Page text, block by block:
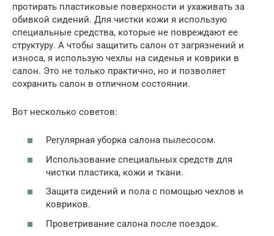
протирать пластиковые поверхности и ухаживать за
обивкой сидений. Для чистки кожи я использую
специальные средства, которые не повреждают ее
структуру. А чтобы защитить салон от загрязнений и
износа, я использую чехлы на сиденья и коврики в
салон. Это не только практично, но и позволяет
сохранить салон в отличном состоянии.
Вот несколько советов:
Регулярная уборка салона пылесосом.
Использование специальных средств для
чистки пластика, кожи и ткани.
Защита сидений и пола с помощью чехлов и
ковриков.
Проветривание салона после поездок.